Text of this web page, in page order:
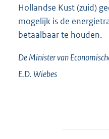
Hollandse Kust (zuid)
mogelijk is de
betaalbaar te houden.
De Minister van
E.D.Wiebes